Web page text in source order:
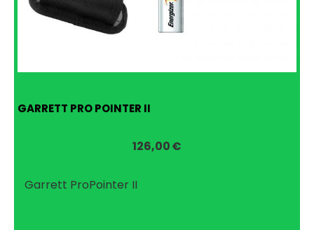
GARRETT PRO POINTER II
126,00€
Garrett ProPointer II